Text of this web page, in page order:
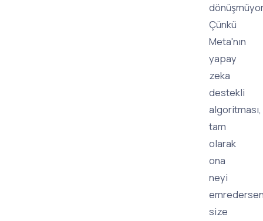
Çünkü
Meta'nın
yapay
zeka
destekli
algoritması,
tam
olarak
ona
neyi
size